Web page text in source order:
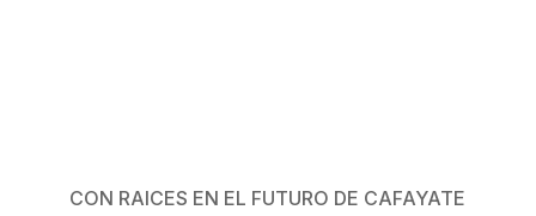
CON RAICES EN EL FUTURO DE CAFAYATE